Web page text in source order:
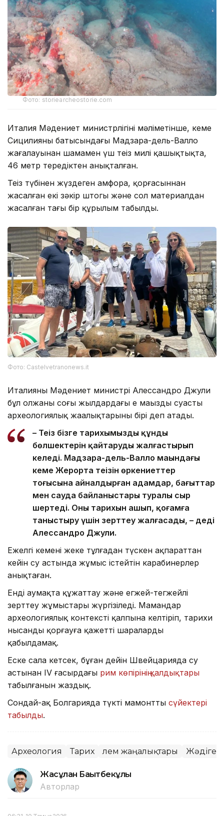
Фото: storiearcheostorie.com
Италия Мәдениет министрлігінің мәліметінше, кеме
Сицилияның батысындағы Мадзара-дель-Валло
жағалауынан шамамен үш теңіз милі қашықтықта,
46 метр тереңдіктен анықталған.
Теңіз түбінен жүздеген амфора, қорғасыннан
жасалған екі зәкір штогы және сол материалдан
жасалған тағы бір құрылым табылды.
Фото: Castelvetranonews.it
Италияның Мәдениет министрі Алессандро Джули
бұл олжаны соңғы жылдардағы ең маңызды суасты
археологиялық жаңалықтарының бірі деп атады.
– Теңіз бізге тарихымыздың құнды
бөлшектерін қайтаруды жалғастырып
келеді. Мадзара-дель-Валло маңындағы
кеме Жерорта теңізін өркениеттер
тоғысына айналдырған адамдар, бағыттар
мен сауда байланыстары туралы сыр
шертеді. Оның тарихын ашып, қоғамға
таныстыру үшін зерттеу жалғасады, – деді
Алессандро Джули.
Ежелгі кемені жеке тұлғадан түскен ақпараттан
кейін су астында жұмыс істейтін карабинерлер
анықтаған.
Енді аумақта құжаттау және егжей-тегжейлі
зерттеу жұмыстары жүргізіледі. Мамандар
археологиялық контексті қалпына келтіріп, тарихи
нысанды қорғауға қажетті шараларды
қабылдамақ.
Еске сала кетсек, бұған дейін Швейцарияда су
астынан IV ғасырдағы рим көпірінің қалдықтары
табылғанын жаздық.
Сондай-ақ Болгарияда түкті мамонттың сүйектері
табылды.
Археология Тарих Әлем жаңалықтары Жәдігер
Жасұлан Бақытбекұлы
Авторлар